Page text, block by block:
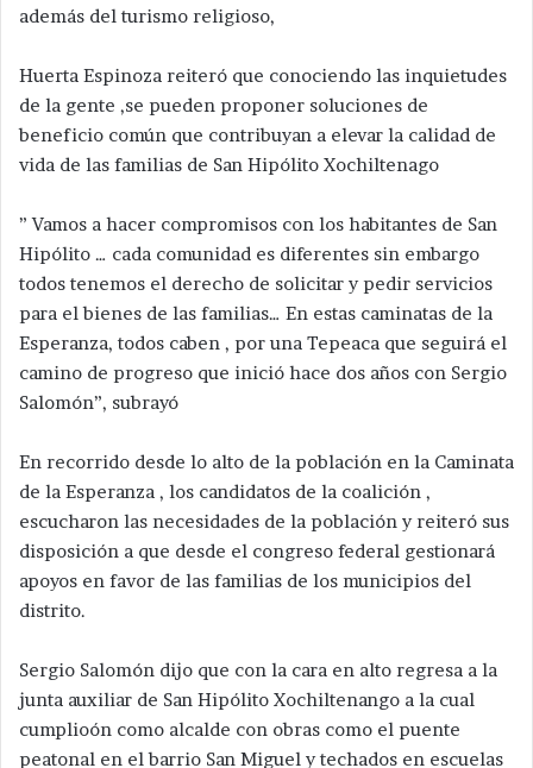
además del turismo religioso,
Huerta Espinoza reiteró que conociendo las inquietudes
de la gente ,se pueden proponer soluciones de
beneficio común que contribuyan a elevar la calidad de
vida de las familias de San Hipólito Xochiltenago
” Vamos a hacer compromisos con los habitantes de San
Hipólito … cada comunidad es diferentes sin embargo
todos tenemos el derecho de solicitar y pedir servicios
para el bienes de las familias… En estas caminatas de la
Esperanza, todos caben , por una Tepeaca que seguirá el
camino de progreso que inició hace dos años con Sergio
Salomón”, subrayó
En recorrido desde lo alto de la población en la Caminata
de la Esperanza , los candidatos de la coalición ,
escucharon las necesidades de la población y reiteró sus
disposición a que desde el congreso federal gestionará
apoyos en favor de las familias de los municipios del
distrito.
Sergio Salomón dijo que con la cara en alto regresa a la
junta auxiliar de San Hipólito Xochiltenango a la cual
cumplioón como alcalde con obras como el puente
peatonal en el barrio San Miguel y techados en escuelas